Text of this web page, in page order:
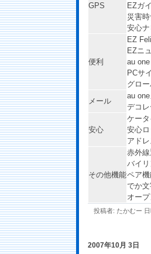
GPS
EZガ
災害
安心
便利
EZ
EZニ
au
PCサ
グロ
メール
au
デコ
安心
ケー
安心
アド
その他機能
赤外
バイ
ペア
でか
オー
投稿者: たかむー
2007年10月 3日